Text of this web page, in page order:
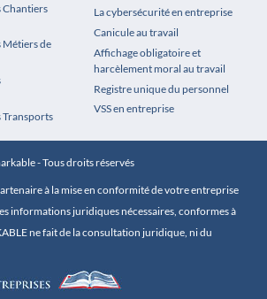
Chantiers
de
Transports
La cybersécurité en entreprise
Canicule au travail
Affichage obligatoire et
harcèlement moral au travail
Registre unique du personnel
VSS en entreprise
- Tous droits réservés
à la mise en conformité de votre entreprise
informations juridiques nécessaires, conformes à
ne fait de la consultation juridique, ni du